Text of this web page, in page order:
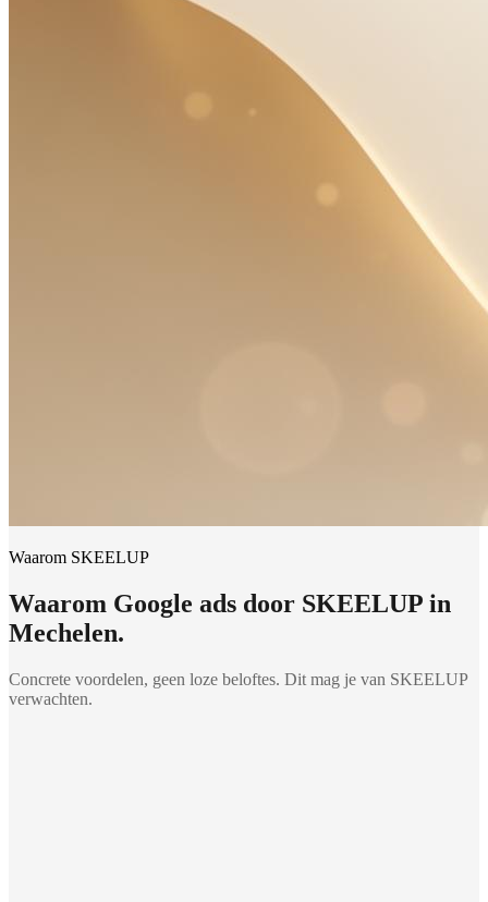
Waarom SKEELUP
Waarom Google ads door SKEELUP in
Mechelen.
Concrete voordelen, geen loze beloftes. Dit mag je van SKEELUP
verwachten.